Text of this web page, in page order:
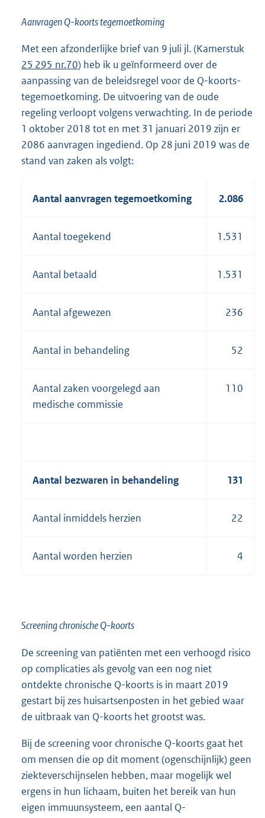
Aanvragen Q-koorts tegemoetkoming
Met een afzonderlijke brief van 9 juli jl. (Kamerstuk
25 295 nr.70) heb ik u geïnformeerd over de
aanpassing van de beleidsregel voor de Q-koorts-
tegemoetkoming. De uitvoering van de oude
regeling verloopt volgens verwachting. In de periode
1 oktober 2018 tot en met 31 januari 2019 zijn er
2086 aanvragen ingediend. Op 28 juni 2019 was de
stand van zaken als volgt:
Aantal aanvragen tegemoetkoming 2.086
Aantal toegekend 1.531
Aantal betaald 1.531
Aantal afgewezen 236
Aantal in behandeling 52
Aantal zaken voorgelegd aan
medische commissie
110
Aantal bezwaren in behandeling 131
Aantal inmiddels herzien 22
Aantal worden herzien 4
Screening chronische Q-koorts
De screening van patiënten met een verhoogd risico
op complicaties als gevolg van een nog niet
ontdekte chronische Q-koorts is in maart 2019
gestart bij zes huisartsenposten in het gebied waar
de uitbraak van Q-koorts het grootst was.
Bij de screening voor chronische Q-koorts gaat het
om mensen die op dit moment (ogenschijnlijk) geen
ziekteverschijnselen hebben, maar mogelijk wel
ergens in hun lichaam, buiten het bereik van hun
eigen immuunsysteem, een aantal Q-